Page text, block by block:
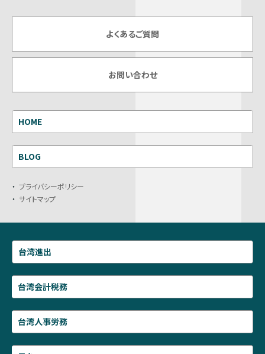
よくあるご質問
お問い合わせ
HOME
BLOG
プライバシーポリシー
サイトマップ
台湾進出
台湾会計税務
台湾人事労務